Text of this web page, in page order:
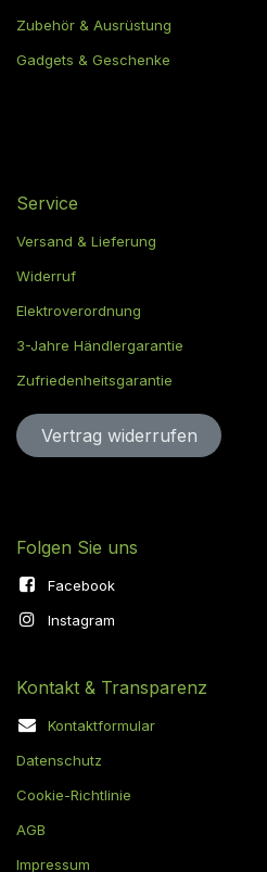
Zubehör & Ausrüstung
Gadgets & Geschenke
Service
Versand & Lieferung
Widerruf
Elektroverordnung
3-Jahre Händlergarantie
Zufriedenheitsgarantie
Vertrag widerru​​​​​​​​​​fen
Folgen Sie uns
Facebook
Instagram
Kontakt & Transparenz
Kontaktformular
Datenschutz
Cookie-Richtlinie
AGB
Impressum